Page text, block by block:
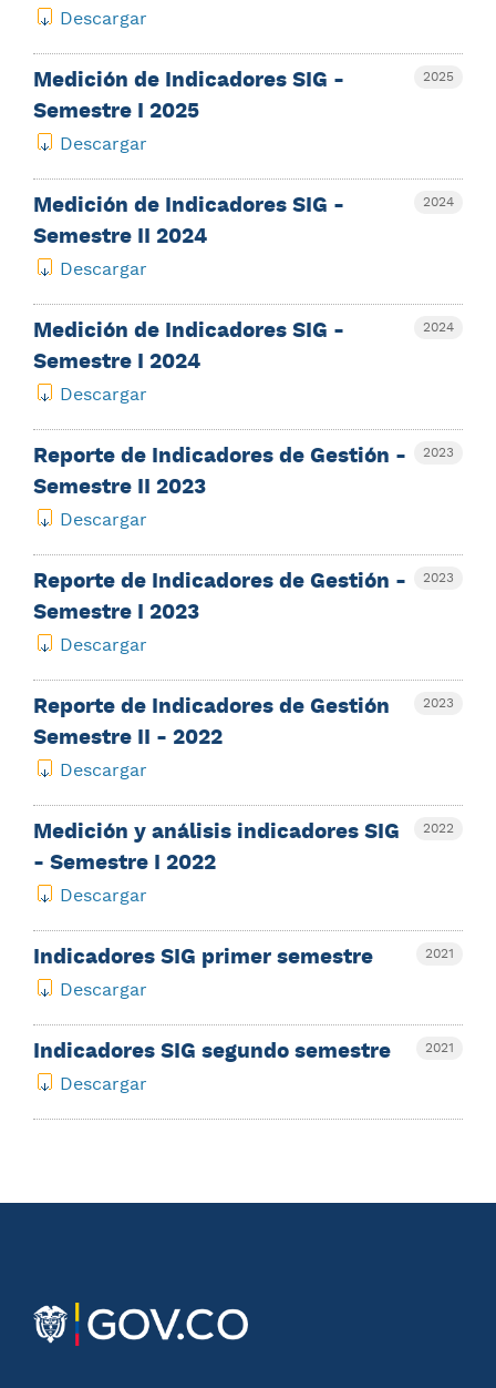
Descargar
2025
Medición de Indicadores SIG -
Semestre I 2025
Descargar
2024
Medición de Indicadores SIG -
Semestre II 2024
Descargar
2024
Medición de Indicadores SIG -
Semestre I 2024
Descargar
2023
Reporte de Indicadores de Gestión -
Semestre II 2023
Descargar
2023
Reporte de Indicadores de Gestión -
Semestre I 2023
Descargar
2023
Reporte de Indicadores de Gestión
Semestre II - 2022
Descargar
2022
Medición y análisis indicadores SIG
- Semestre I 2022
Descargar
2021
Indicadores SIG primer semestre
Descargar
2021
Indicadores SIG segundo semestre
Descargar